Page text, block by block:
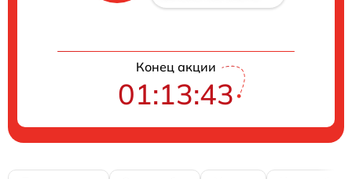
Конец акции
01:13:41